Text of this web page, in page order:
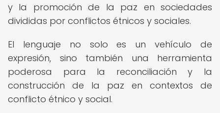
y la promoción de la paz en sociedades
divididas por conflictos étnicos y sociales.
El lenguaje no solo es un vehículo de
expresión, sino también una herramienta
poderosa para la reconciliación y la
construcción de la paz en contextos de
conflicto étnico y social.